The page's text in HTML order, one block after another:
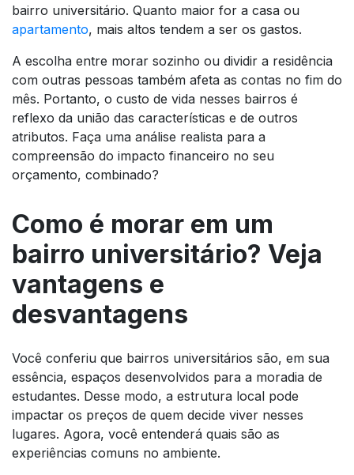
bairro universitário. Quanto maior for a casa ou
apartamento, mais altos tendem a ser os gastos.
A escolha entre morar sozinho ou dividir a residência
com outras pessoas também afeta as contas no fim do
mês. Portanto, o custo de vida nesses bairros é
reflexo da união das características e de outros
atributos. Faça uma análise realista para a
compreensão do impacto financeiro no seu
orçamento, combinado?
Como é morar em um
bairro universitário? Veja
vantagens e
desvantagens
Você conferiu que bairros universitários são, em sua
essência, espaços desenvolvidos para a moradia de
estudantes. Desse modo, a estrutura local pode
impactar os preços de quem decide viver nesses
lugares. Agora, você entenderá quais são as
experiências comuns no ambiente.